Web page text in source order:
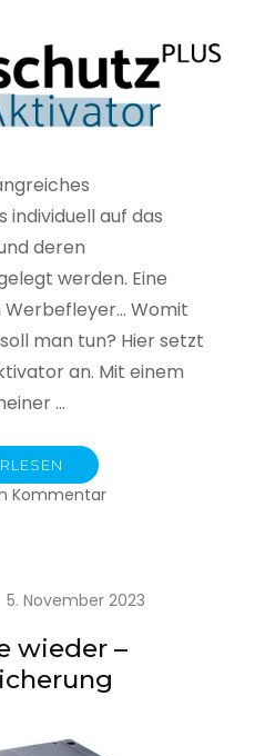
individuell auf das
deren
werden. Eine
Werbefleyer… Womit
man tun? Hier setzt
an. Mit einem
…
Kommentarzu
5. November 2023
wieder –